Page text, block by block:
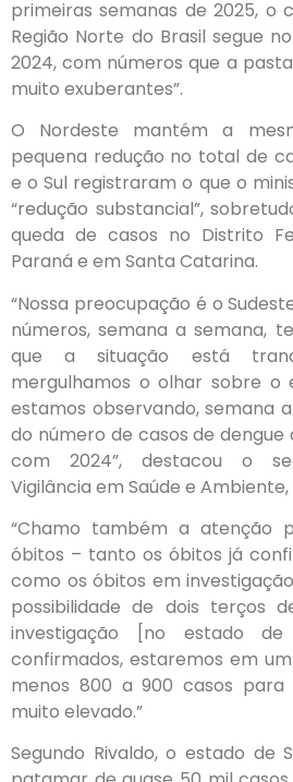
primeiras semanas de 2025, o
Região Norte do Brasil segue
2024, com números que a
muito exuberantes”.
O Nordeste mantém a
pequena redução no total de
e o Sul registraram o que o
“redução substancial”,
queda de casos no Distrito
Paraná e em Santa Catarina.
“Nossa preocupação é o
números, semana a semana,
que a situação está
mergulhamos o olhar sobre o
estamos observando, semana
do número de casos de
com 2024”, destacou o
Vigilância em Saúde e
“Chamo também a atenção
óbitos – tanto os óbitos já
como os óbitos em
possibilidade de dois terços
investigação [no estado
confirmados, estaremos em
menos 800 a 900 casos
muito elevado.”
Segundo Rivaldo, o estado de